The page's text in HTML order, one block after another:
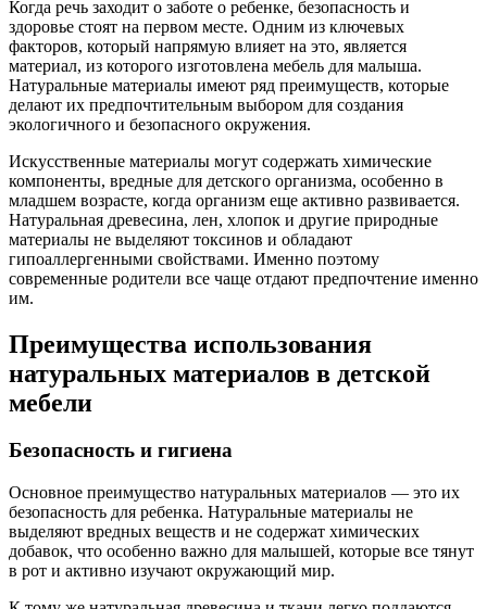
Когда речь заходит о заботе о ребенке, безопасность и
здоровье стоят на первом месте. Одним из ключевых
факторов, который напрямую влияет на это, является
материал, из которого изготовлена мебель для малыша.
Натуральные материалы имеют ряд преимуществ, которые
делают их предпочтительным выбором для создания
экологичного и безопасного окружения.
Искусственные материалы могут содержать химические
компоненты, вредные для детского организма, особенно в
младшем возрасте, когда организм еще активно развивается.
Натуральная древесина, лен, хлопок и другие природные
материалы не выделяют токсинов и обладают
гипоаллергенными свойствами. Именно поэтому
современные родители все чаще отдают предпочтение именно
им.
Преимущества использования
натуральных материалов в детской
мебели
Безопасность и гигиена
Основное преимущество натуральных материалов — это их
безопасность для ребенка. Натуральные материалы не
выделяют вредных веществ и не содержат химических
добавок, что особенно важно для малышей, которые все тянут
в рот и активно изучают окружающий мир.